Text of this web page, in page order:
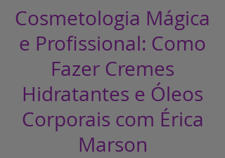
Cosmetologia Mágica
e Profissional: Como
Fazer Cremes
Hidratantes e Óleos
Corporais com Érica
Marson